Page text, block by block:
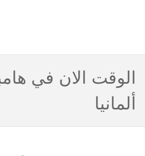
الوقت الان في
ألمانيا